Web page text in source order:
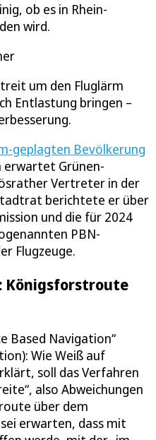
ob es in Rhein-
wird.
um den Fluglärm
Entlastung bringen –
geplagten Bevölkerung
erwartet Grünen-
Vertreter in der
berichtete er über
und die für 2024
PBN-
Flugzeuge.
Königsforstroute
Based Navigation“
Wie Weiß auf
soll das Verfahren
also Abweichungen
über dem
erwarten, dass mit